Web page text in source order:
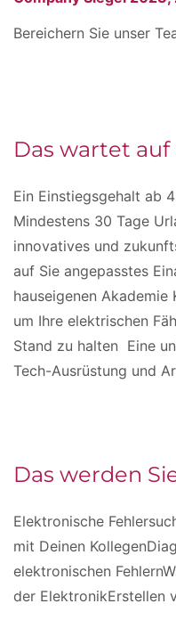
Bereichern Sie unser
Das wartet auf
Ein Einstiegsgehalt ab
Mindestens 30 Tage
innovatives und
auf Sie angepasstes
hauseigenen Akademie
um Ihre elektrischen
Stand zu halten Eine
Tech-Ausrüstung und
Das werden
Elektronische
mit Deinen
elektronischen
der ElektronikErstellen